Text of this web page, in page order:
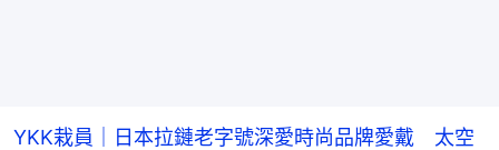
YKK栽員｜日本拉鏈老字號深愛時尚品牌愛戴 太空